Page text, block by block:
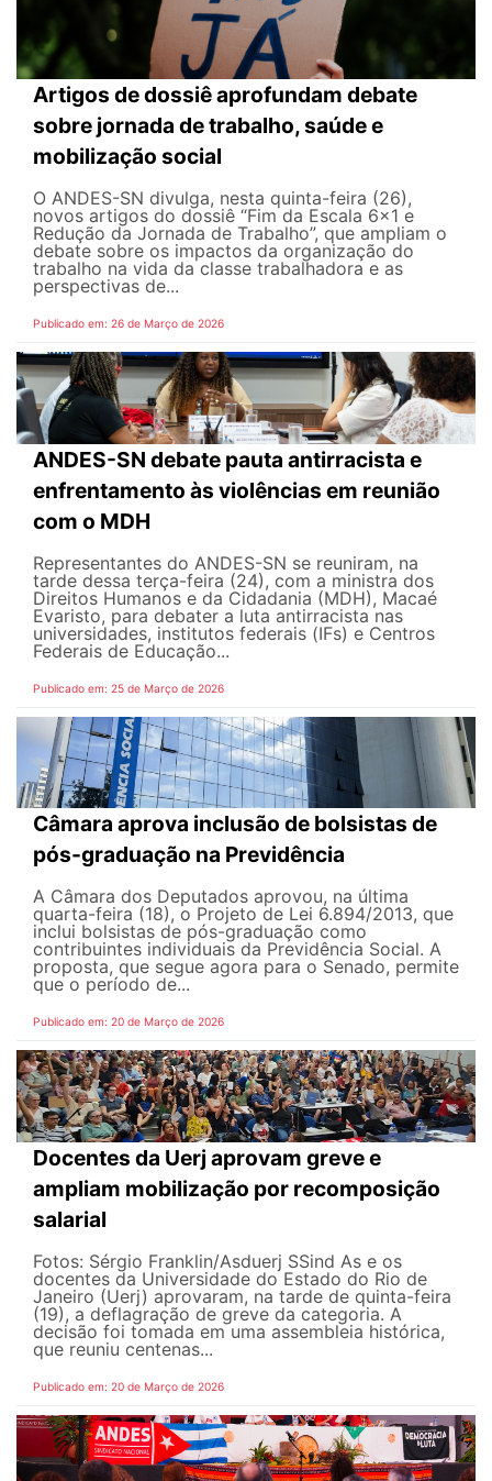
Artigos de dossiê aprofundam debate
sobre jornada de trabalho, saúde e
mobilização social
O ANDES-SN divulga, nesta quinta-feira (26),
novos artigos do dossiê “Fim da Escala 6×1 e
Redução da Jornada de Trabalho”, que ampliam o
debate sobre os impactos da organização do
trabalho na vida da classe trabalhadora e as
perspectivas de...
Publicado em: 26 de Março de 2026
ANDES-SN debate pauta antirracista e
enfrentamento às violências em reunião
com o MDH
Representantes do ANDES-SN se reuniram, na
tarde dessa terça-feira (24), com a ministra dos
Direitos Humanos e da Cidadania (MDH), Macaé
Evaristo, para debater a luta antirracista nas
universidades, institutos federais (IFs) e Centros
Federais de Educação...
Publicado em: 25 de Março de 2026
Câmara aprova inclusão de bolsistas de
pós-graduação na Previdência
A Câmara dos Deputados aprovou, na última
quarta-feira (18), o Projeto de Lei 6.894/2013, que
inclui bolsistas de pós-graduação como
contribuintes individuais da Previdência Social. A
proposta, que segue agora para o Senado, permite
que o período de...
Publicado em: 20 de Março de 2026
Docentes da Uerj aprovam greve e
ampliam mobilização por recomposição
salarial
Fotos: Sérgio Franklin/Asduerj SSind As e os
docentes da Universidade do Estado do Rio de
Janeiro (Uerj) aprovaram, na tarde de quinta-feira
(19), a deflagração de greve da categoria. A
decisão foi tomada em uma assembleia histórica,
que reuniu centenas...
Publicado em: 20 de Março de 2026